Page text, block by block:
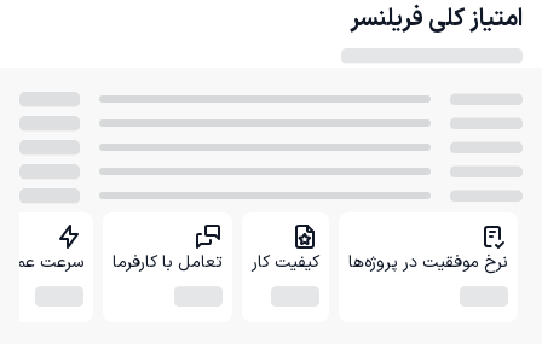
امتیاز کلی فریلنسر
نرخ موفقیت در پروژه‌ها کیفیت کار تعامل با کارفرما سرعت عمل